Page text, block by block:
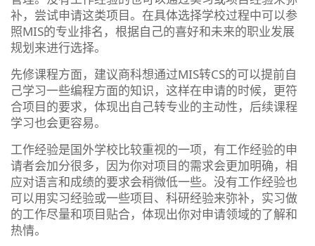
补，尝试申请这类项目。在具体选择学校过程中可以参
照MIS的专业排名，根据自己的喜好和未来的职业发展
规划来进行选择。
先修课程方面，建议商科想通过MIS转CS的可以提前自
己学习一些编程方面的知识，这样在申请的时候，更符
合项目的要求，体现出自己转专业的主动性，后续课程
学习也会更容易。
工作经验是国外学校比较重视的一项，有工作经验的申
请者会加分很多，因为你对项目的需求会更加明确，相
应对语言和成绩的要求会稍微低一些。没有工作经验也
可以用实习经验或一些项目、科研经验来弥补，实习做
的工作尽量和项目贴合，体现出你对申请领域的了解和
热情。